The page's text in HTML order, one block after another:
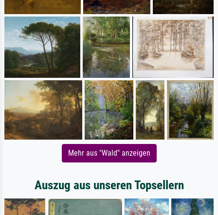
Mehr aus "Wald" anzeigen
Auszug aus unseren Topsellern